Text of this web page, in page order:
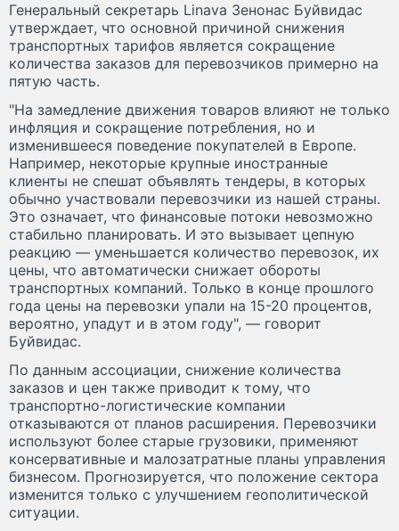
Генеральный секретарь Linava Зенонас Буйвидас
утверждает, что основной причиной снижения
транспортных тарифов является сокращение
количества заказов для перевозчиков примерно на
пятую часть.
"На замедление движения товаров влияют не только
инфляция и сокращение потребления, но и
изменившееся поведение покупателей в Европе.
Например, некоторые крупные иностранные
клиенты не спешат объявлять тендеры, в которых
обычно участвовали перевозчики из нашей страны.
Это означает, что финансовые потоки невозможно
стабильно планировать. И это вызывает цепную
реакцию — уменьшается количество перевозок, их
цены, что автоматически снижает обороты
транспортных компаний. Только в конце прошлого
года цены на перевозки упали на 15-20 процентов,
вероятно, упадут и в этом году", — говорит
Буйвидас.
По данным ассоциации, снижение количества
заказов и цен также приводит к тому, что
транспортно-логистические компании
отказываются от планов расширения. Перевозчики
используют более старые грузовики, применяют
консервативные и малозатратные планы управления
бизнесом. Прогнозируется, что положение сектора
изменится только с улучшением геополитической
ситуации.